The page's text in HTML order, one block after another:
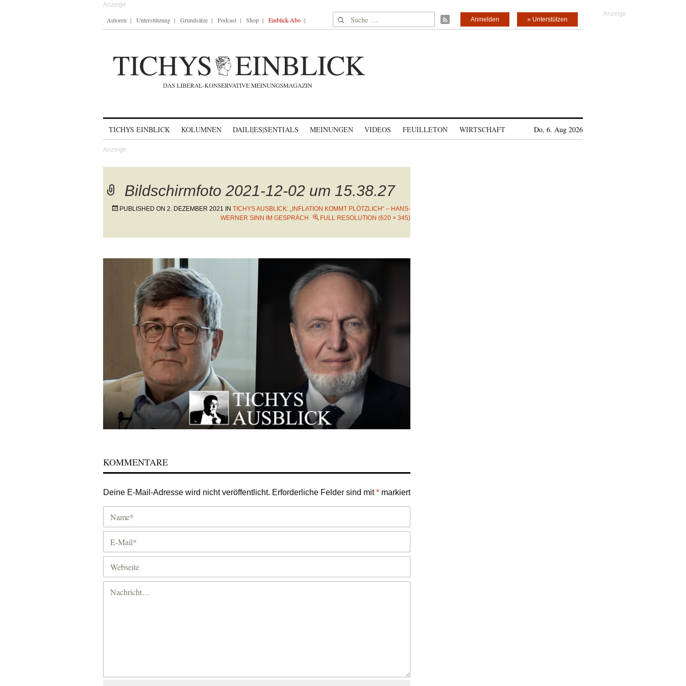
Autoren Unterstützung Grundsätze Podcast Shop Einblick-Abo Suche nach: » Unterstützen
Anmelden
TICHYS EINBLICK KOLUMNEN DAILI|ES|SENTIALS MEINUNGEN VIDEOS FEUILLETON WIRTSCHAFT Do, 6. Aug 2026
Bildschirmfoto 2021-12-02 um 15.38.27
PUBLISHED ON 2. DEZEMBER 2021 IN TICHYS AUSBLICK: „INFLATION KOMMT PLÖTZLICH“ – HANS-
WERNER SINN IM GESPRÄCH
FULL RESOLUTION (620 × 345)
KOMMENTARE
Deine E-Mail-Adresse wird nicht veröffentlicht. Erforderliche Felder sind mit* markiert